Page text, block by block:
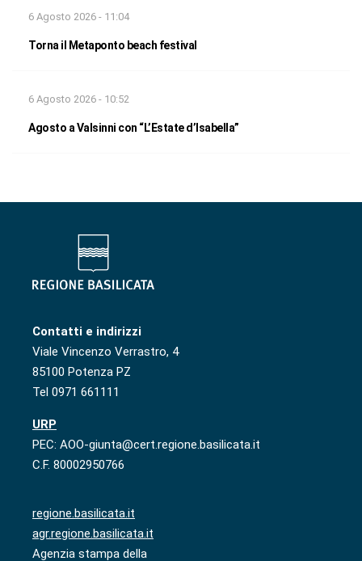
6 Agosto 2026 - 11:04
Torna il Metaponto beach festival
6 Agosto 2026 - 10:52
Agosto a Valsinni con “L’Estate d’Isabella”
Contatti e indirizzi
Viale Vincenzo Verrastro, 4
85100 Potenza PZ
Tel 0971 661111
URP
PEC: AOO-giunta@cert.regione.basilicata.it
C.F. 80002950766
regione.basilicata.it
agr.regione.basilicata.it
Agenzia stampa della